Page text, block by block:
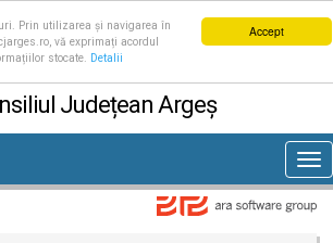
Accept
Prin utilizarea și navigarea în
vă exprimați acordul
stocate.
Detalii
Județean Argeș